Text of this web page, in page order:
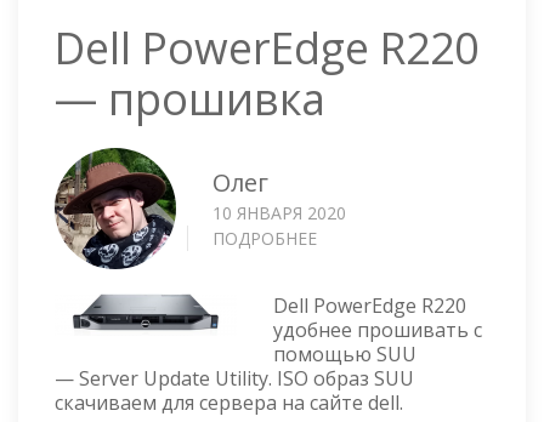
Dell PowerEdge R220
— прошивка
Олег
10 ЯНВАРЯ 2020
ПОДРОБНЕЕ
R220
—
ПРОШИВКА
Dell PowerEdge R220
удобнее прошивать с
помощью SUU
— Server Update Utility. ISO образ SUU
скачиваем для сервера на сайте dell.